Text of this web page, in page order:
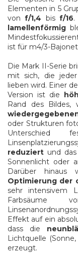
Elementen in 5
vonf/1,4 bisf/16.
lamellenförmig
ist für m4/3-
Die Mark II-Serie
mit sich, die
lieben wird. Einer
Version ist die
Rand des Bildes,
oder Strukturen
Unterschied
reduziert und das
Sonnenlicht oder
Darüber hinaus
Optimierung der
sehr intensivem
Farbsäume
Effekt auf ein
dass die
Lichtquelle
erzeugt.